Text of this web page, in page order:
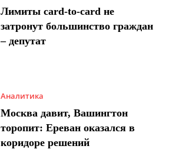
Лимиты card-to-card не
затронут большинство граждан
– депутат
Аналитика
Москва давит, Вашингтон
торопит: Ереван оказался в
коридоре решений